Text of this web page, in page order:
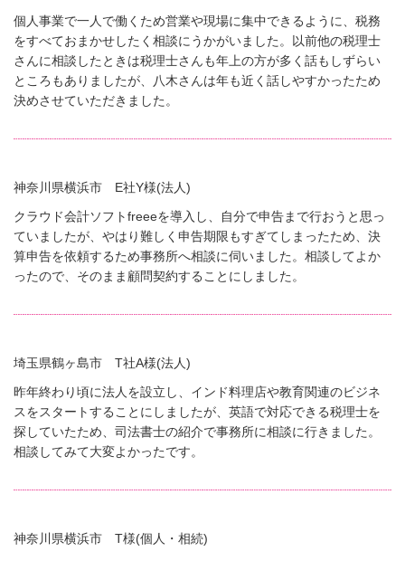
個人事業で一人で働くため営業や現場に集中できるように、税務
をすべておまかせしたく相談にうかがいました。以前他の税理士
さんに相談したときは税理士さんも年上の方が多く話もしずらい
ところもありましたが、八木さんは年も近く話しやすかったため
決めさせていただきました。
神奈川県横浜市 E社Y様(法人)
クラウド会計ソフトfreeeを導入し、自分で申告まで行おうと思っ
ていましたが、やはり難しく申告期限もすぎてしまったため、決
算申告を依頼するため事務所へ相談に伺いました。相談してよか
ったので、そのまま顧問契約することにしました。
埼玉県鶴ヶ島市 T社A様(法人)
昨年終わり頃に法人を設立し、インド料理店や教育関連のビジネ
スをスタートすることにしましたが、英語で対応できる税理士を
探していたため、司法書士の紹介で事務所に相談に行きました。
相談してみて大変よかったです。
神奈川県横浜市 T様(個人・相続)